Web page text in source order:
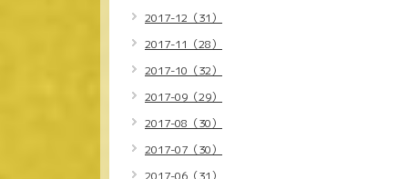
2017-12（31）
2017-11（28）
2017-10（32）
2017-09（29）
2017-08（30）
2017-07（30）
2017-06（31）